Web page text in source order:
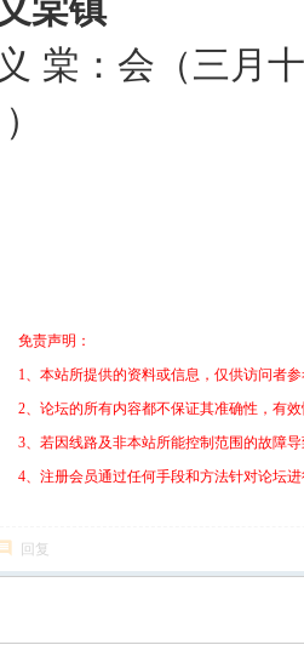
义棠镇
义 棠：会（三
）
免责声明：
1、本站所提供的资料或信息，仅供访问者
2、论坛的所有内容都不保证其准确性，有
3、若因线路及非本站所能控制范围的故障
4、注册会员通过任何手段和方法针对论坛
回复